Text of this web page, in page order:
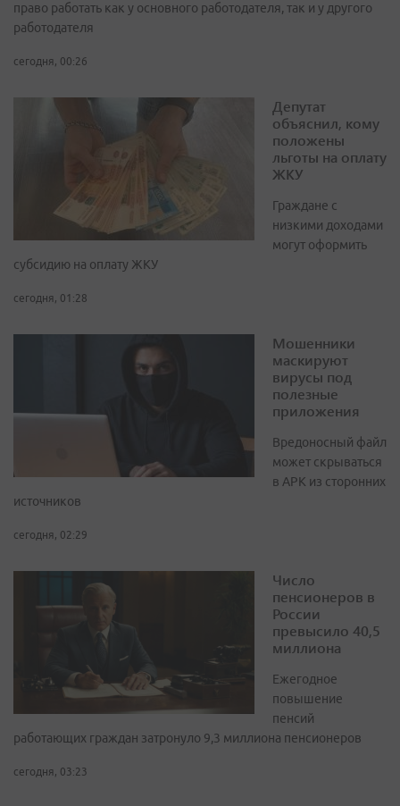
право работать как у основного работодателя, так и у другого
работодателя
сегодня, 00:26
Депутат
объяснил, кому
положены
льготы на оплату
ЖКУ
Граждане с
низкими доходами
могут оформить
субсидию на оплату ЖКУ
сегодня, 01:28
Мошенники
маскируют
вирусы под
полезные
приложения
Вредоносный файл
может скрываться
в APK из сторонних
источников
сегодня, 02:29
Число
пенсионеров в
России
превысило 40,5
миллиона
Ежегодное
повышение
пенсий
работающих граждан затронуло 9,3 миллиона пенсионеров
сегодня, 03:23